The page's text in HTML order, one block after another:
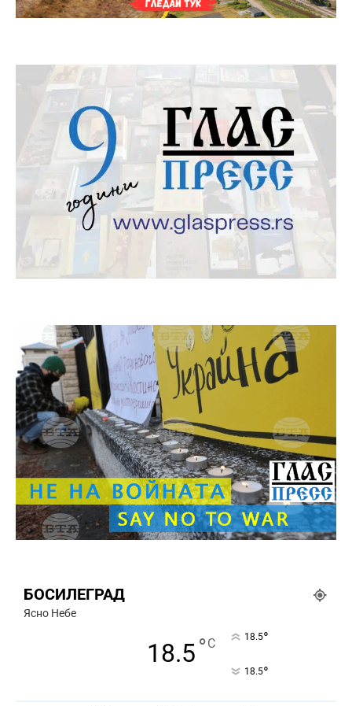
БОСИЛЕГРАД
Ясно Небе
18.5°C 18.5°
18.5°